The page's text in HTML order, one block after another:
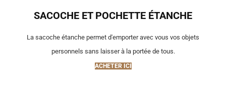
SACOCHE ET POCHETTE ÉTANCHE
La sacoche étanche permet d'emporter avec vous vos objets
personnels sans laisser à la portée de tous.
ACHETER ICI